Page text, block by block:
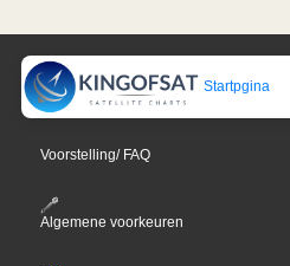
Startpgina
Voorstelling/ FAQ
Algemene voorkeuren